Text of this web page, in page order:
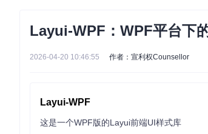
Layui-WPF：WPF平台下
2026-04-20 10:46:55 作者：宣利权Counsellor
Layui-WPF
这是一个WPF版的Layui前端UI样式库